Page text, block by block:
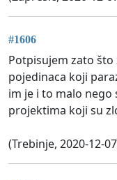
#1606
Potpisujem zato što
pojedinaca koji
im je i to malo nego
projektima koji su
(Trebinje, 2020-12-